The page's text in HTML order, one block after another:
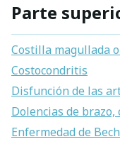
Parte
Costilla magullada
Costocondritis
Disfunción de las
Dolencias de
Enfermedad de